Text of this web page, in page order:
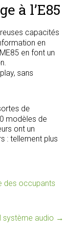
à l’E85
capacités
en
en font un
sans
de
modèles de
ont un
: tellement plus
des occupants
système audio →